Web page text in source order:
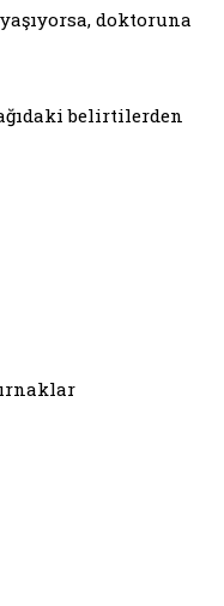
doktoruna
belirtilerden